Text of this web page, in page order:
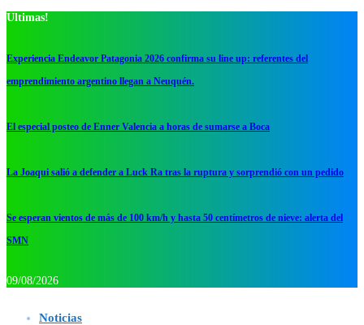
Ultimas!
Experiencia Endeavor Patagonia 2026 confirma su line up: referentes del
emprendimiento argentino llegan a Neuquén.
El especial posteo de Enner Valencia a horas de sumarse a Boca
La Joaqui salió a defender a Luck Ra tras la ruptura y sorprendió con un pedido
Se esperan vientos de más de 100 km/h y hasta 50 centímetros de nieve: alerta del
SMN
09/08/2026
Noticias